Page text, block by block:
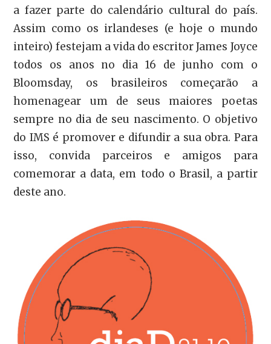
a fazer parte do calendário cultural do país.
Assim como os irlandeses (e hoje o mundo
inteiro) festejam a vida do escritor James Joyce
todos os anos no dia 16 de junho com o
Bloomsday, os brasileiros começarão a
homenagear um de seus maiores poetas
sempre no dia de seu nascimento. O objetivo
do IMS é promover e difundir a sua obra. Para
isso, convida parceiros e amigos para
comemorar a data, em todo o Brasil, a partir
deste ano.